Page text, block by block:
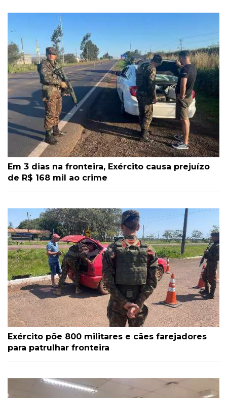
Em 3 dias na fronteira, Exército causa prejuízo
de R$ 168 mil ao crime
Exército põe 800 militares e cães farejadores
para patrulhar fronteira